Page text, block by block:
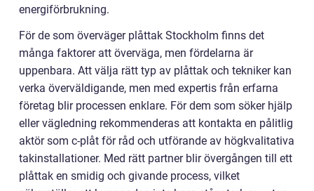
energiförbrukning.
För de som överväger plåttak Stockholm finns det
många faktorer att överväga, men fördelarna är
uppenbara. Att välja rätt typ av plåttak och tekniker kan
verka överväldigande, men med expertis från erfarna
företag blir processen enklare. För dem som söker hjälp
eller vägledning rekommenderas att kontakta en pålitlig
aktör som c-plåt för råd och utförande av högkvalitativa
takinstallationer. Med rätt partner blir övergången till ett
plåttak en smidig och givande process, vilket